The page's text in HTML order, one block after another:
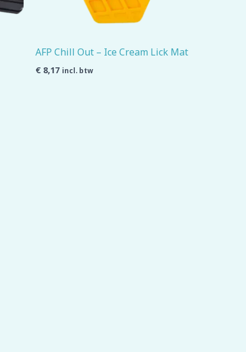
AFP Chill Out – Ice Cream Lick Mat
€ 8,17 incl. btw